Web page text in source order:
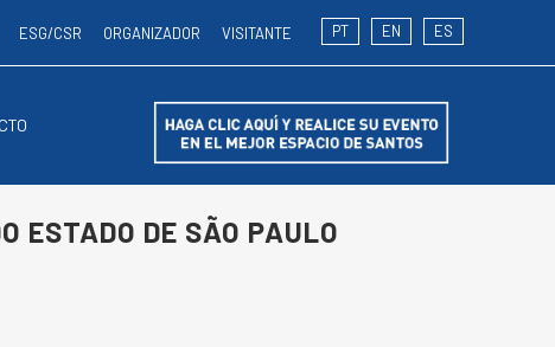
ESG/CSR ORGANIZADOR VISITANTE ES
EN
PT
ESTADO DE SÃO PAULO